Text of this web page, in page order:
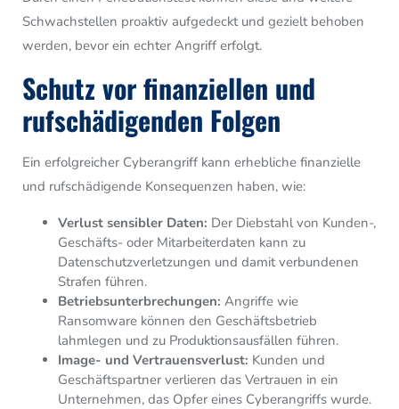
Schwachstellen proaktiv aufgedeckt und gezielt behoben
werden, bevor ein echter Angriff erfolgt.
Schutz vor finanziellen und
rufschädigenden Folgen
Ein erfolgreicher Cyberangriff kann erhebliche finanzielle
und rufschädigende Konsequenzen haben, wie:
Verlust sensibler Daten: Der Diebstahl von Kunden-,
Geschäfts- oder Mitarbeiterdaten kann zu
Datenschutzverletzungen und damit verbundenen
Strafen führen.
Betriebsunterbrechungen: Angriffe wie
Ransomware können den Geschäftsbetrieb
lahmlegen und zu Produktionsausfällen führen.
Image- und Vertrauensverlust: Kunden und
Geschäftspartner verlieren das Vertrauen in ein
Unternehmen, das Opfer eines Cyberangriffs wurde.